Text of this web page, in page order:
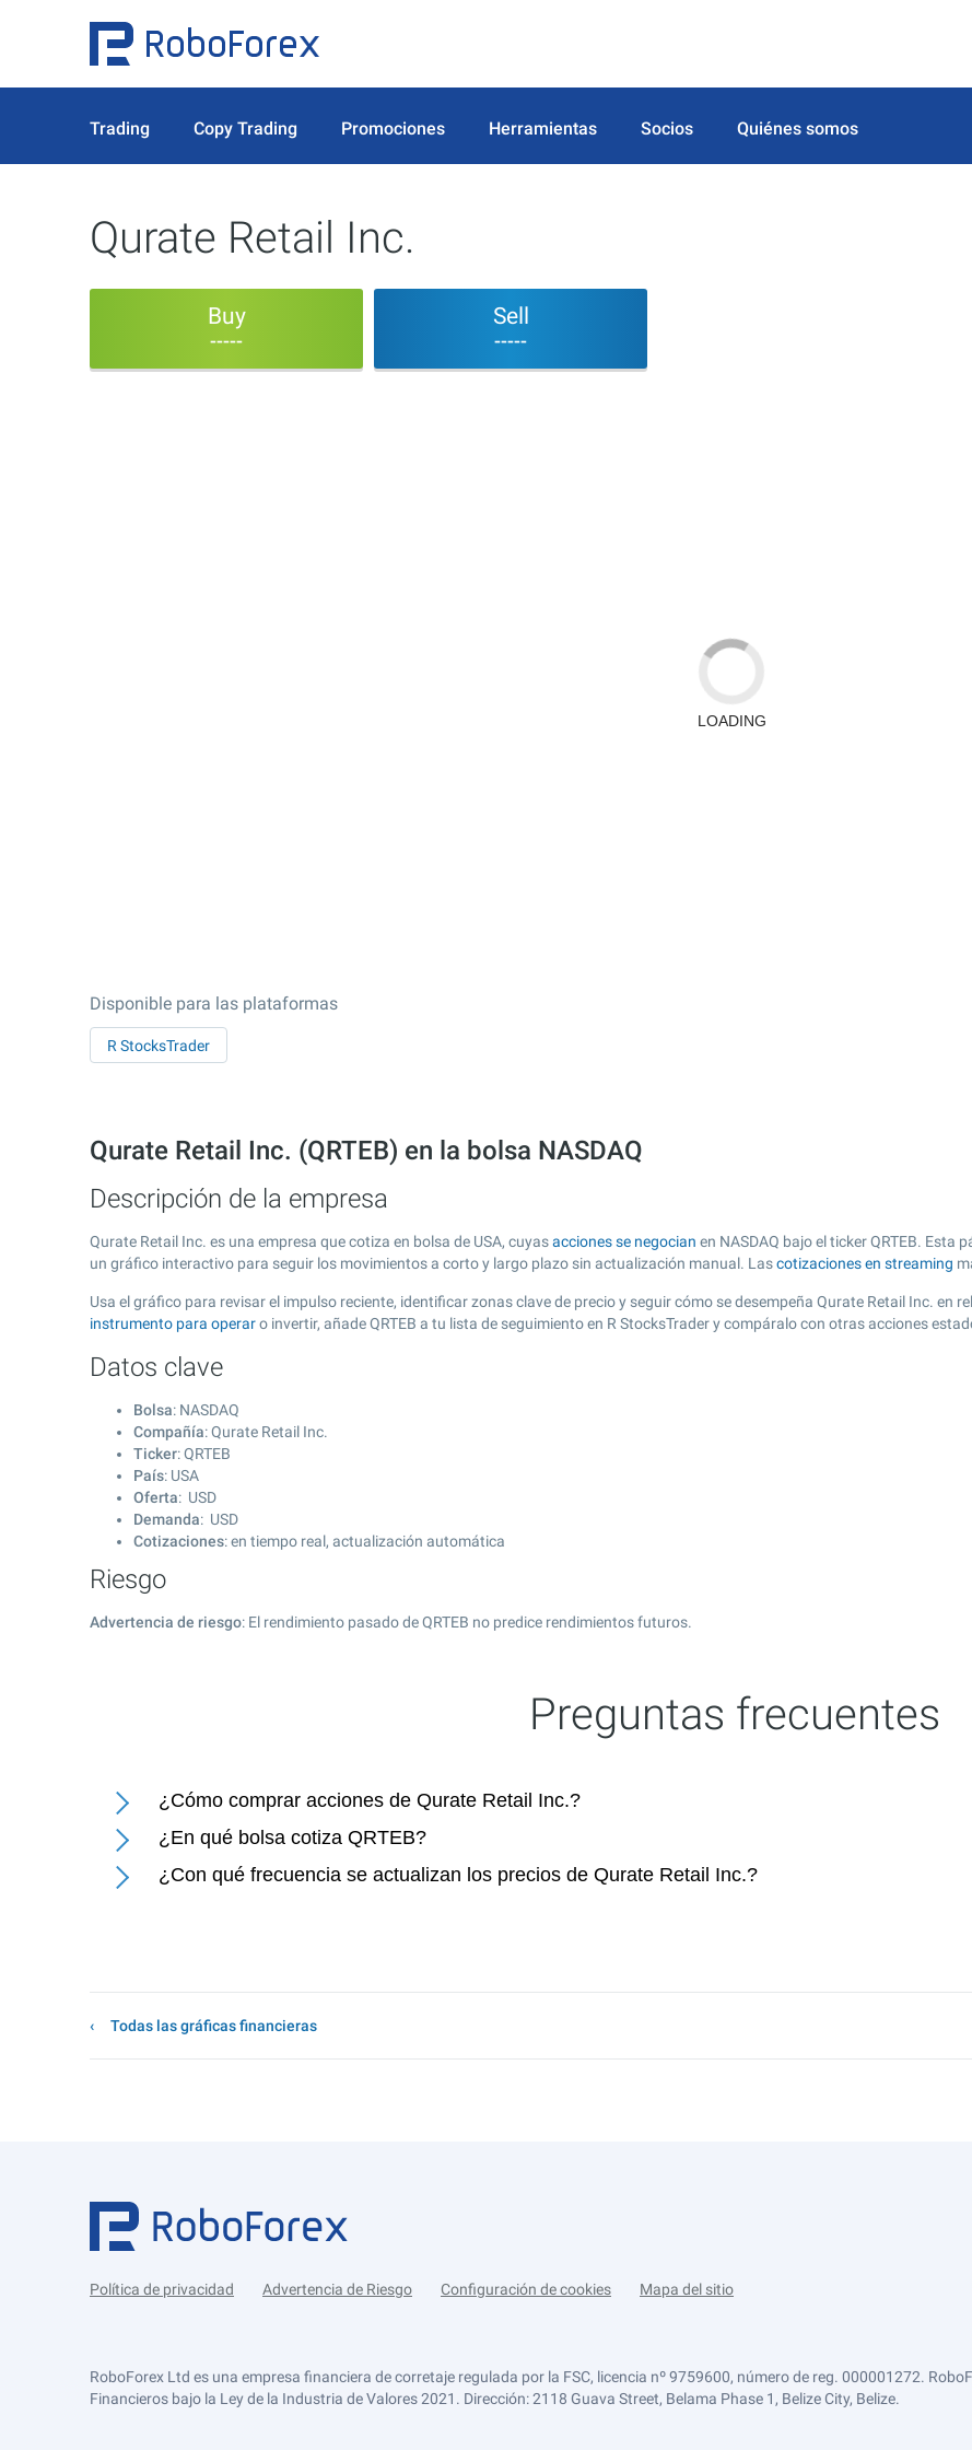
Trading Copy Trading Promociones Herramientas Socios Quiénes somos
Qurate Retail Inc.
Buy
-----
Sell
-----
Disponible para las plataformas
R StocksTrader
Qurate Retail Inc. (QRTEB) en la bolsa NASDAQ
Descripción de la empresa
Qurate Retail Inc. es una empresa que cotiza en bolsa de USA, cuyasacciones se negocian en NASDAQ bajo el ticker QRTEB. Esta
un gráfico interactivo para seguir los movimientos a corto y largo plazo sin actualización manual. Lascotizaciones en streaming
Usa el gráfico para revisar el impulso reciente, identificar zonas clave de precio y seguir cómo se desempeña Qurate Retail Inc. en
instrumento para operaro invertir, añade QRTEB a tu lista de seguimiento en R StocksTrader y compáralo con otras acciones
Datos clave
Bolsa: NASDAQ
Compañía: Qurate Retail Inc.
Ticker: QRTEB
País: USA
Oferta: USD
Demanda: USD
Cotizaciones: en tiempo real, actualización automática
Riesgo
Advertencia de riesgo: El rendimiento pasado de QRTEB no predice rendimientos futuros.
Preguntas frecuentes
¿Cómo comprar acciones de Qurate Retail Inc.?
¿En qué bolsa cotiza QRTEB?
¿Con qué frecuencia se actualizan los precios de Qurate Retail Inc.?
Todas las gráficas financieras
Política de privacidad Advertencia de Riesgo Configuración de cookies Mapa del sitio
RoboForex Ltd es una empresa financiera de corretaje regulada por la FSC, licencia nº 9759600, número de reg. 000001272.
Financieros bajo la Ley de la Industria de Valores 2021. Dirección: 2118 Guava Street, Belama Phase 1, Belize City, Belize.